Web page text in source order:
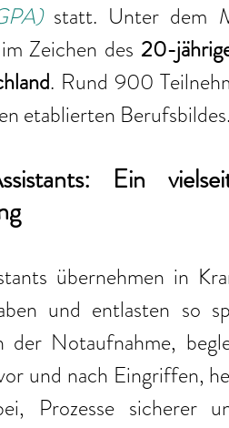
) statt. Unter dem
Zeichen des 20-
. Rund 900
etablierten Berufsbildes.
Ein
übernehmen in
und entlasten so
der Notaufnahme,
und nach Eingriffen,
Prozesse sicherer